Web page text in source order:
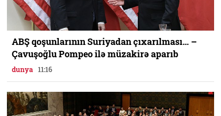
ABŞ qoşunlarının Suriyadan çıxarılması… –
Çavuşoğlu Pompeo ilə müzakirə aparıb
dunya 11:16